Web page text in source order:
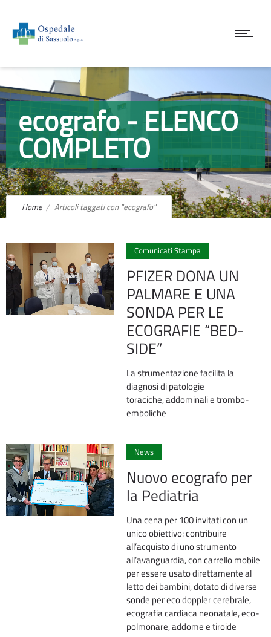
ecografo - ELENCO
COMPLETO
Home Articoli taggati con "ecografo"
Comunicati Stampa
PFIZER DONA UN
PALMARE E UNA
SONDA PER LE
ECOGRAFIE “BED-
SIDE”
La strumentazione facilita la
diagnosi di patologie
toraciche, addominali e trombo-
emboliche
News
Nuovo ecografo per
la Pediatria
Una cena per 100 invitati con un
unico obiettivo: contribuire
all’acquisto di uno strumento
all’avanguardia, con carrello mobile
per essere usato direttamente al
letto dei bambini, dotato di diverse
sonde per eco doppler cerebrale,
ecografia cardiaca neonatale, eco-
polmonare, addome e tiroide